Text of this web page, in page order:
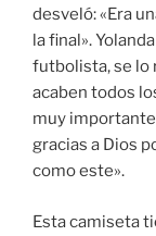
desveló: «Era
la final».
futbolista, se lo
acaben todos
muy
gracias a Dios
como este».
Esta camiseta